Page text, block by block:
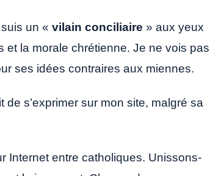
un « vilain conciliaire » aux yeux
et la morale chrétienne. Je ne vois pas
ses idées contraires aux miennes.
s’exprimer sur mon site, malgré sa
Internet entre catholiques. Unissons-